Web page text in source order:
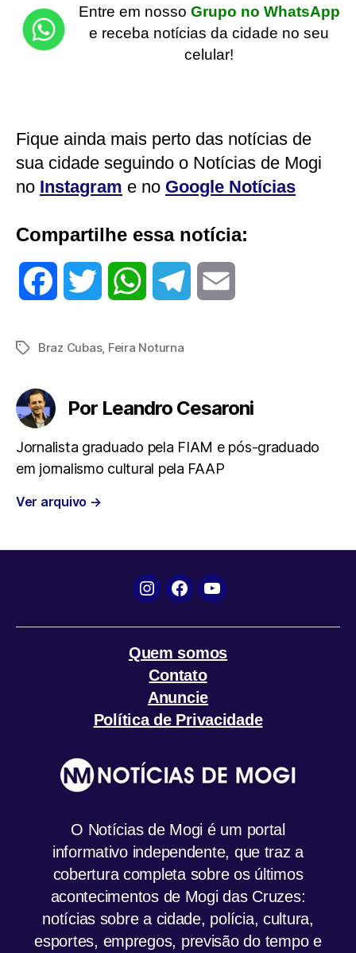
Entre em nosso Grupo no WhatsApp
e receba notícias da cidade no seu
celular!
Fique ainda mais perto das notícias de
sua cidade seguindo o Notícias de Mogi
no Instagram e no Google Notícias
Compartilhe essa notícia:
o
o
k
i
e A
p
r
m
TagsBraz Cubas, Feira Noturna
Por Leandro Cesaroni
Jornalista graduado pela FIAM e pós-graduado
em jornalismo cultural pela FAAP
Ver arquivo →
Instagram
FacebookYouTube
Quem somos
Contato
Anuncie
Política de Privacidade
O Notícias de Mogi é um portal
informativo independente, que traz a
cobertura completa sobre os últimos
acontecimentos de Mogi das Cruzes:
notícias sobre a cidade, polícia, cultura,
esportes, empregos, previsão do tempo e